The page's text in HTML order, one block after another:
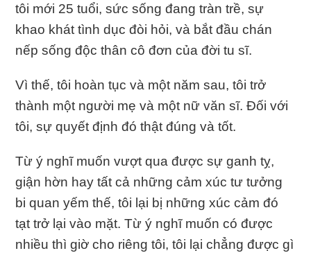
tôi mới 25 tuổi, sức sống đang tràn trề, sự
khao khát tình dục đòi hỏi, và bắt đầu chán
nếp sống độc thân cô đơn của đời tu sĩ.
Vì thế, tôi hoàn tục và một năm sau, tôi trở
thành một người mẹ và một nữ văn sĩ. Đối với
tôi, sự quyết định đó thật đúng và tốt.
Từ ý nghĩ muốn vượt qua được sự ganh tỵ,
giận hờn hay tất cả những cảm xúc tư tưởng
bi quan yếm thế, tôi lại bị những xúc cảm đó
tạt trở lại vào mặt. Từ ý nghĩ muốn có được
nhiều thì giờ cho riêng tôi, tôi lại chẳng được gì